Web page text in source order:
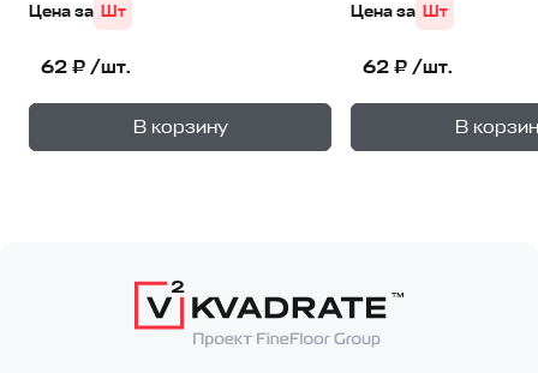
Цена за Шт
62 ₽ /шт.
В корзину
1уп.
Цена за Шт
62 ₽ /шт.
В 1